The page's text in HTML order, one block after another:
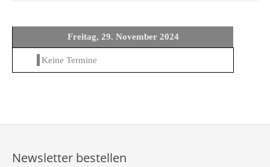
Freitag, 29. November 2024
Keine Termine
Newsletter bestellen